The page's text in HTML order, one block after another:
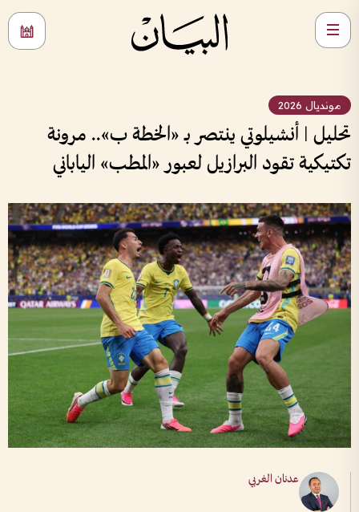
مونديال 2026
تحليل | أنشيلوتي ينتصر بـ «الخطة ب».. مرونة
تكتيكية تقود البرازيل لعبور «المطب» الياباني
عدنان الغربي